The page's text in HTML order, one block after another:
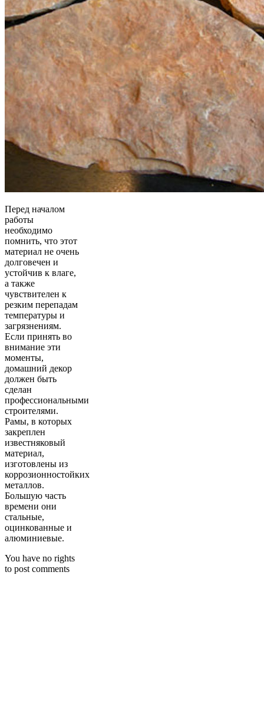
Перед началом
работы
необходимо
помнить, что этот
материал не очень
долговечен и
устойчив к влаге,
а также
чувствителен к
резким перепадам
температуры и
загрязнениям.
Если принять во
внимание эти
моменты,
домашний декор
должен быть
сделан
профессиональными
строителями.
Рамы, в которых
закреплен
известняковый
материал,
изготовлены из
коррозионностойких
металлов.
Большую часть
времени они
стальные,
оцинкованные и
алюминиевые.
You have no rights
to post comments